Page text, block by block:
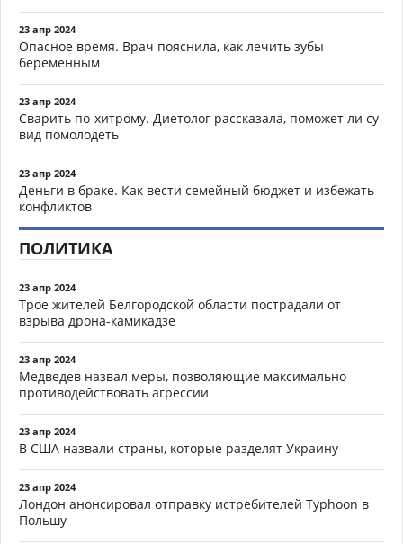
23 апр 2024
Опасное время. Врач пояснила, как лечить зубы
беременным
23 апр 2024
Сварить по-хитрому. Диетолог рассказала, поможет ли су-
вид помолодеть
23 апр 2024
Деньги в браке. Как вести семейный бюджет и избежать
конфликтов
ПОЛИТИКА
23 апр 2024
Трое жителей Белгородской области пострадали от
взрыва дрона-камикадзе
23 апр 2024
Медведев назвал меры, позволяющие максимально
противодействовать агрессии
23 апр 2024
В США назвали страны, которые разделят Украину
23 апр 2024
Лондон анонсировал отправку истребителей Typhoon в
Польшу